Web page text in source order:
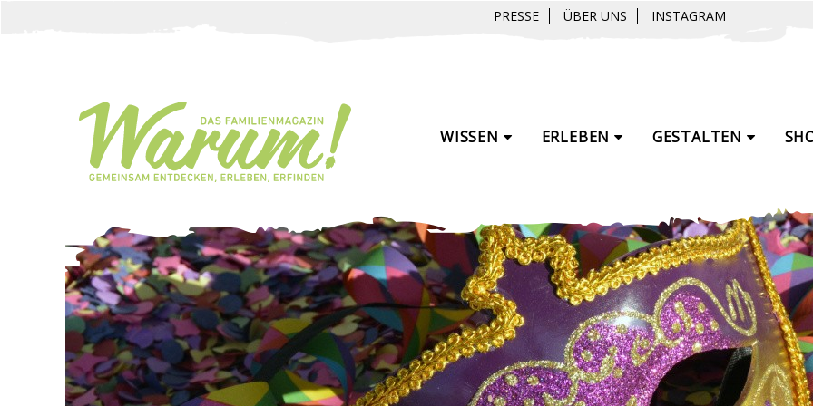
WISSEN ERLEBEN GESTALTEN
PRESSE ÜBER UNS INSTAGRAM